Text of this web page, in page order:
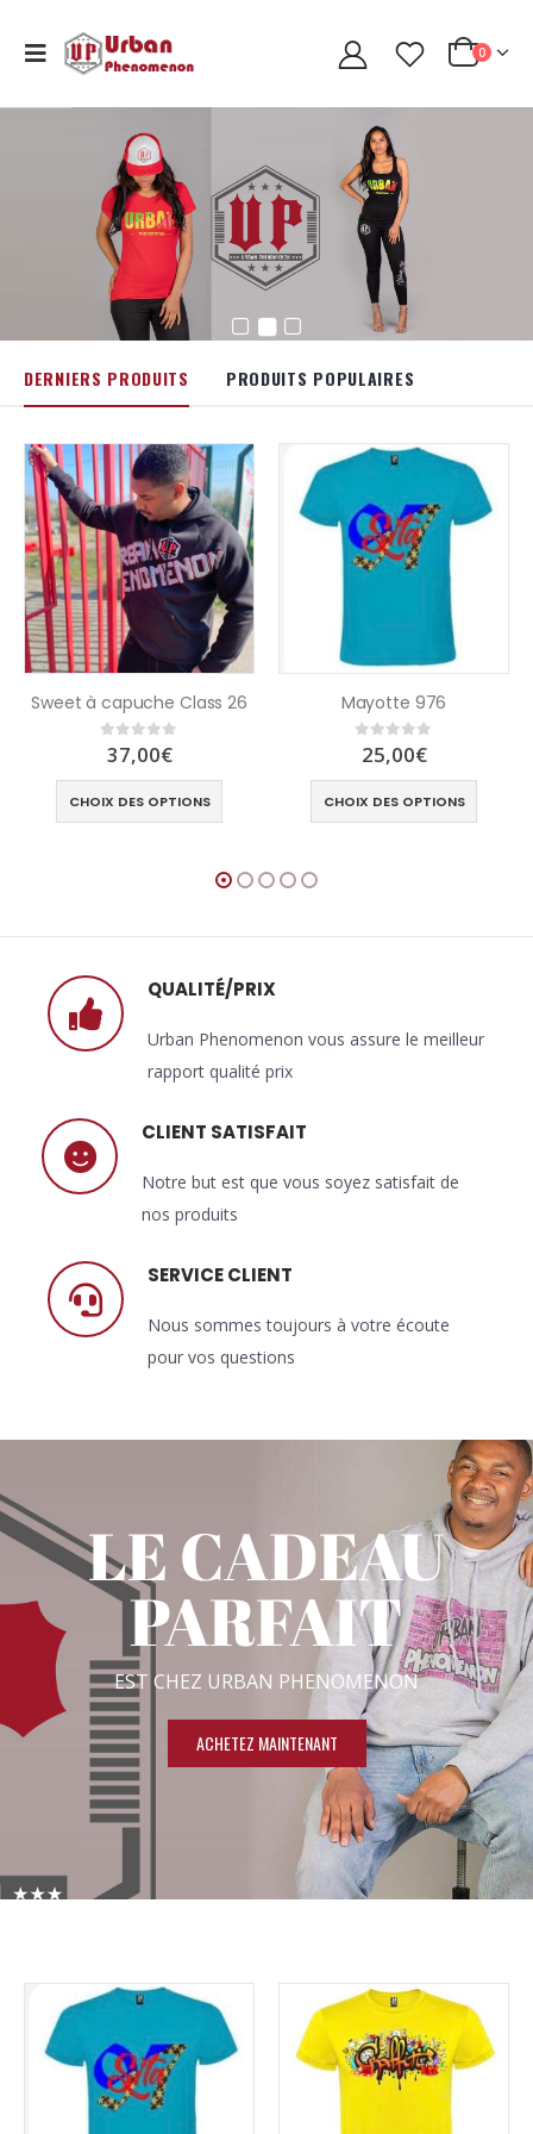
0
DERNIERS PRODUITS PRODUITS POPULAIRES
Sweet à capuche Class 26
0out of 5
37,00€
CHOIX DES OPTIONS
Mayotte 976
0out of 5
25,00€
CHOIX DES OPTIONS
QUALITÉ/PRIX
Urban Phenomenon vous assure le meilleur
rapport qualité prix
CLIENT SATISFAIT
Notre but est que vous soyez satisfait de
nos produits
SERVICE CLIENT
Nous sommes toujours à votre écoute
pour vos questions
LE CADEAU
PARFAIT
EST CHEZ URBAN PHENOMENON
ACHETEZ MAINTENANT